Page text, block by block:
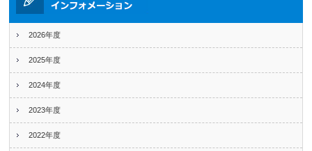
2026年度
2025年度
2024年度
2023年度
2022年度